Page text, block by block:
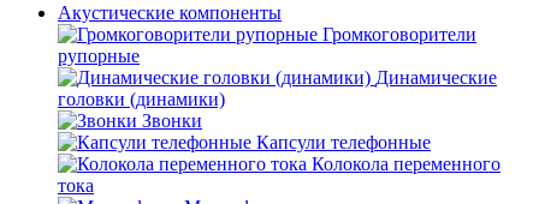
Акустические компоненты
Громкоговорители
рупорные
Динамические
головки (динамики)
Звонки
Капсули телефонные
Колокола переменного
тока